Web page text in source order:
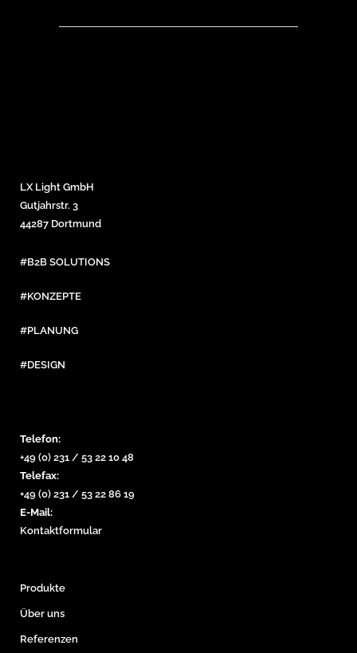
LX Light GmbH
Gutjahrstr. 3
44287 Dortmund
#B2B SOLUTIONS
#KONZEPTE
#PLANUNG
#DESIGN
Telefon:
+49 (0) 231 / 53 22 10 48
Telefax:
+49 (0) 231 / 53 22 86 19
E-Mail:
Kontaktformular
Produkte
Über uns
Referenzen